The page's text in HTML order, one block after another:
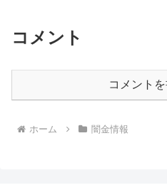
コメント
コメント
ホーム 闇金情報